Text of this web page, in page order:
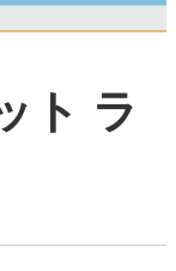
ト ラ